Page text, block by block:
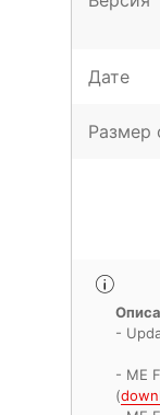
Дате
Размер
-
- ME
(